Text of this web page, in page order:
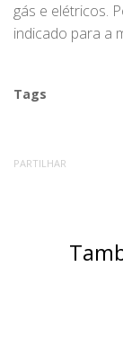
gás e elétricos.
indicado para a
Tags
PARTILHAR